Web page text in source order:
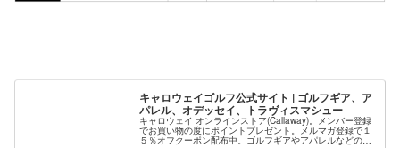
キャロウェイゴルフ公式サイト | ゴルフギア、ア
パレル、オデッセイ、トラヴィスマシュー
キャロウェイ オンラインストア(Callaway)。メンバー登録
でお買い物の度にポイントプレゼント。メルマガ登録で１
５％オフクーポン配布中。ゴルフギアやアパレルなどの製